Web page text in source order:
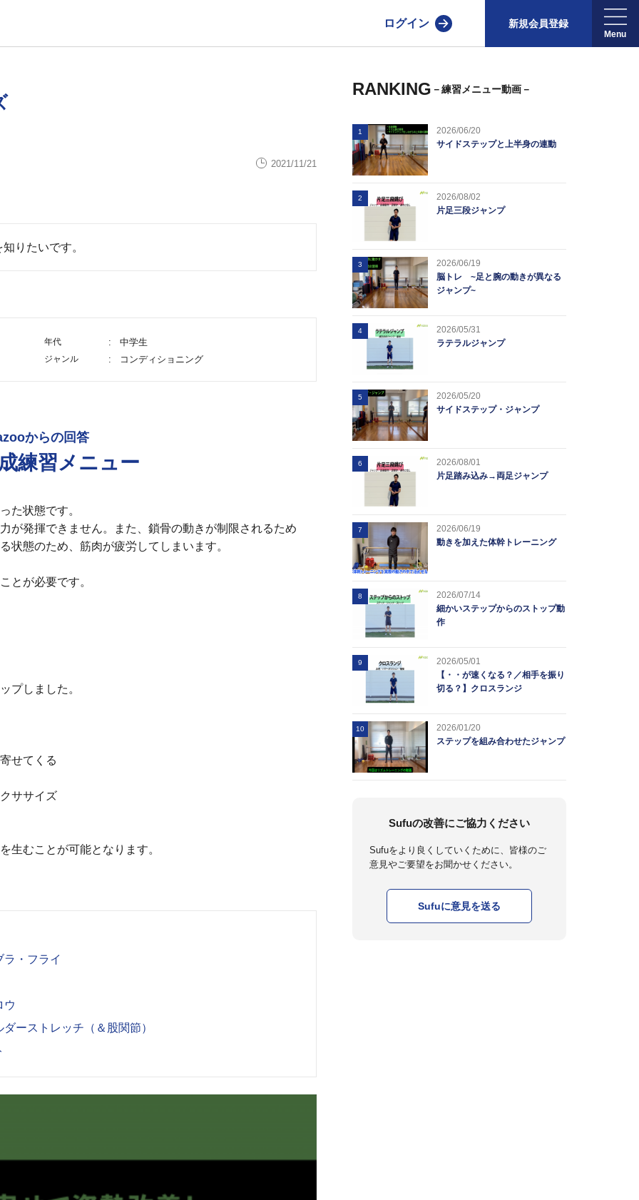
ログイン 新規会員登録
2021/11/21
りたいです。
年代 中学生
ジャンル コンディショニング
からの回答
練習メニュー
た状態です。
が発揮できません。また、鎖骨の動きが制限されるため
状態のため、筋肉が疲労してしまいます。
とが必要です。
プしました。
せてくる
ササイズ
生むことが可能となります。
・フライ
ウ
ーストレッチ（＆股関節）
RANKING －練習メニュー動画－
1
2026/06/20
サイドステップと上半身の連動
2
2026/08/02
片足三段ジャンプ
3
2026/06/19
脳トレ ~足と腕の動きが異なる
ジャンプ~
4
2026/05/31
ラテラルジャンプ
5
2026/05/20
サイドステップ・ジャンプ
6
2026/08/01
片足踏み込み→両足ジャンプ
7
2026/06/19
動きを加えた体幹トレーニング
8
2026/07/14
細かいステップからのストップ動
作
9
2026/05/01
【・・が速くなる？／相手を振り
切る？】クロスランジ
10
2026/01/20
ステップを組み合わせたジャンプ
Sufuの改善にご協力ください
Sufuをより良くしていくために、皆様のご
意見やご要望をお聞かせください。
Sufuに意見を送る